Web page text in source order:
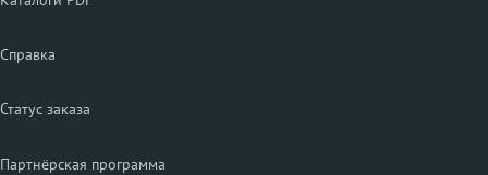
Справка
Статус заказа
Партнёрская программа